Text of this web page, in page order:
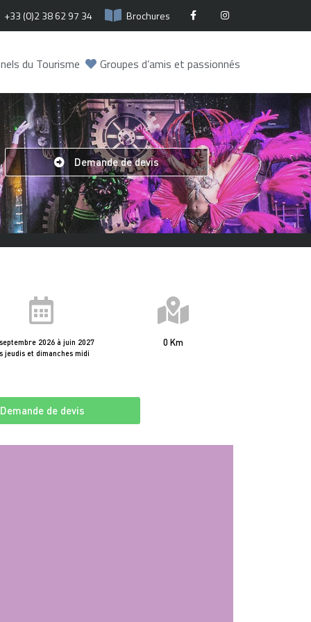
+33 (0)2 38 62 97 34 Brochures
du Tourisme Groupes d’amis et passionnés
Demande de devis
2026 à juin 2027
jeudis et dimanches midi
0 Km
Demande de devis